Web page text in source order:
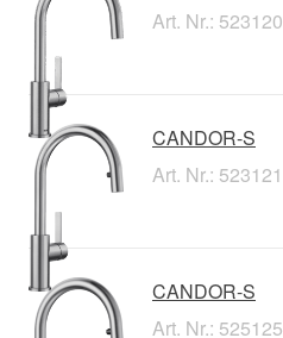
Art. Nr.: 523120
CANDOR-S
Art. Nr.: 523121
CANDOR-S
Art. Nr.: 525125